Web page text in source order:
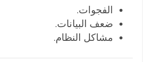
الفجوات.
ضعف البيانات.
مشاكل النظام.